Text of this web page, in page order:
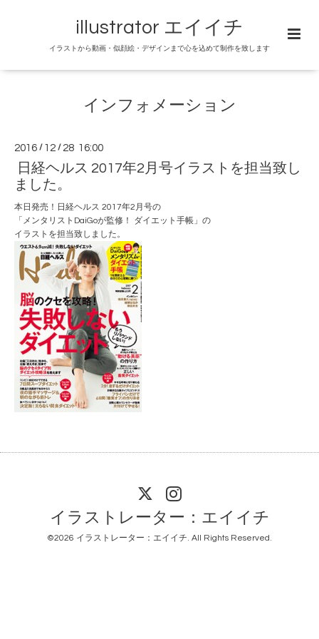
illustrator エイイチ
イラストから動画・似顔絵・デザインまで心を込めて制作を致します
インフォメーション
2016 / 12 / 28 16:00
日経ヘルス 2017年2月号イラストを担当致し
ました。
本日発売！ 日経ヘルス 2017年2月号の
「メンタリストDaiGoが監修！ ダイエット手帳」の
イラストを担当致しました。
イラストレーター：エイイチ
©2026 イラストレーター：エイイチ. All Rights Reserved.